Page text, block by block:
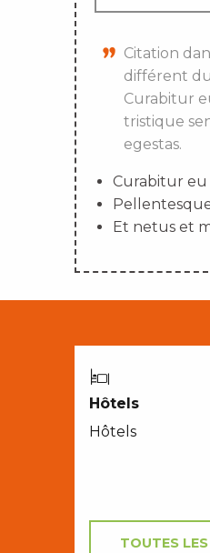
Citation
différent
Curabitur
tristique
egestas.
Curabitur
Et netus et
Hôtels
Hôtels
TOUTES